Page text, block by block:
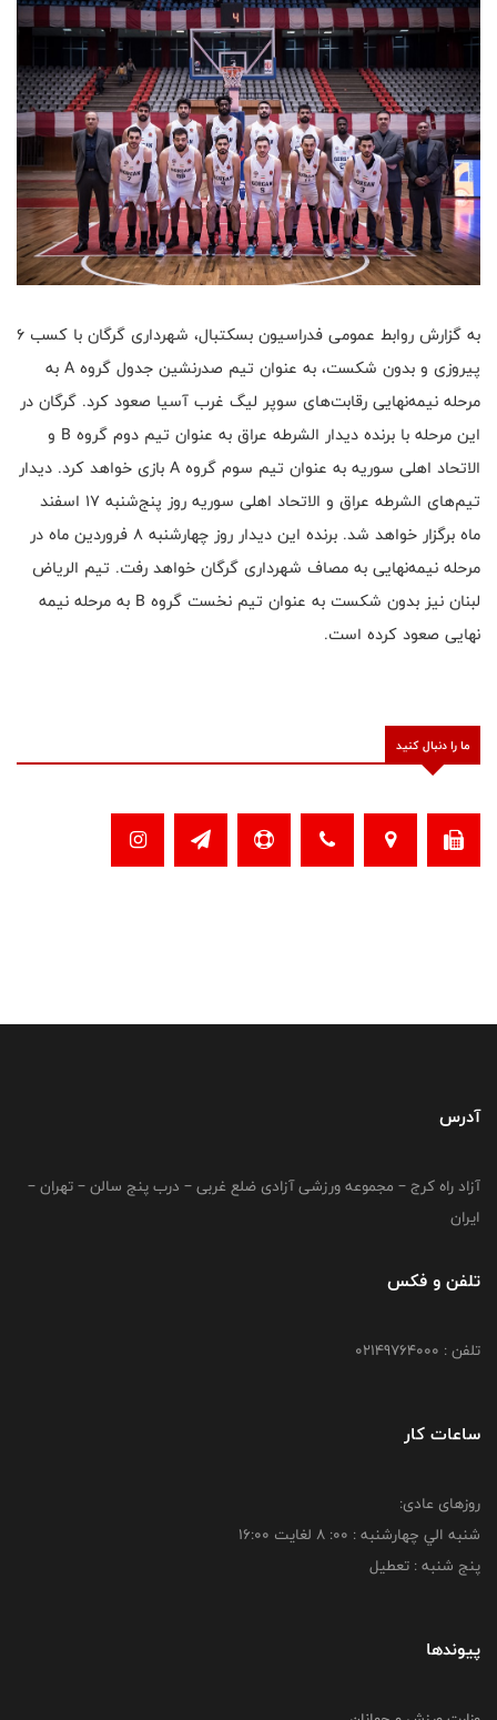
به گزارش روابط عمومی فدراسیون بسکتبال، شهرداری گرگان با کسب ۶
پیروزی و بدون شکست، به عنوان تیم صدرنشین جدول گروه A به
مرحله نیمه‌نهایی رقابت‌های سوپر لیگ غرب آسیا صعود کرد. گرگان در
این مرحله با برنده دیدار الشرطه عراق به عنوان تیم دوم گروه B و
الاتحاد اهلی سوریه به عنوان تیم سوم گروه A بازی خواهد کرد. دیدار
تیم‌های الشرطه عراق و الاتحاد اهلی سوریه روز پنج‌شنبه ۱۷ اسفند
ماه برگزار خواهد شد. برنده این دیدار روز چهارشنبه ۸ فروردین ماه در
مرحله نیمه‌نهایی به مصاف شهرداری گرگان خواهد رفت. تیم الریاض
لبنان نیز بدون شکست به عنوان تیم نخست گروه B به مرحله نیمه
نهایی صعود کرده است.
ما را دنبال کنید
آدرس
آزاد راه کرج – مجموعه ورزشی آزادی ضلع غربی – درب پنج سالن – تهران –
ایران
تلفن و فکس
تلفن : 02149764000
ساعات کار
روزهای عادی:
شنبه الي چهارشنبه : 00: 8 لغايت 16:00
پنج شنبه : تعطیل
پیوندها